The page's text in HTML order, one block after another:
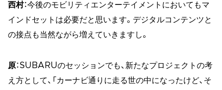
西村：今後のモビリティエンターテイメントにおいてもマ
インドセットは必要だと思います。デジタルコンテンツと
の接点も当然ながら増えていきますし。
原：SUBARUのセッションでも、新たなプロジェクトの考
え方として、「カーナビ通りに走る世の中になったけど、そ